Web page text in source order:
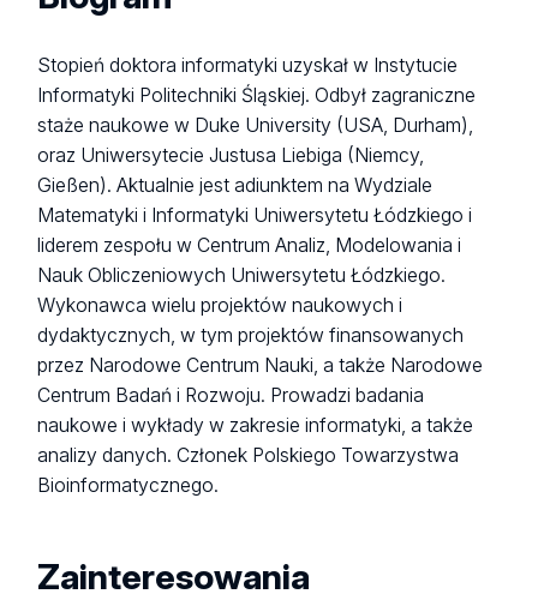
Stopień doktora informatyki uzyskał w Instytucie
Informatyki Politechniki Śląskiej. Odbył zagraniczne
staże naukowe w Duke University (USA, Durham),
oraz Uniwersytecie Justusa Liebiga (Niemcy,
Gießen). Aktualnie jest adiunktem na Wydziale
Matematyki i Informatyki Uniwersytetu Łódzkiego i
liderem zespołu w Centrum Analiz, Modelowania i
Nauk Obliczeniowych Uniwersytetu Łódzkiego.
Wykonawca wielu projektów naukowych i
dydaktycznych, w tym projektów finansowanych
przez Narodowe Centrum Nauki, a także Narodowe
Centrum Badań i Rozwoju. Prowadzi badania
naukowe i wykłady w zakresie informatyki, a także
analizy danych. Członek Polskiego Towarzystwa
Bioinformatycznego.
Zainteresowania